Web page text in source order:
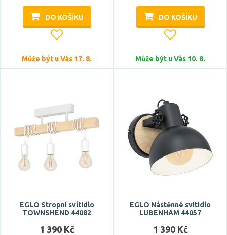
DO KOŠÍKU
Může být u Vás 17. 8.
DO KOŠÍKU
Může být u Vás 10. 8.
EGLO Stropní svítidlo
TOWNSHEND 44082
1 390 Kč
EGLO Nástěnné svítidlo
LUBENHAM 44057
1 390 Kč